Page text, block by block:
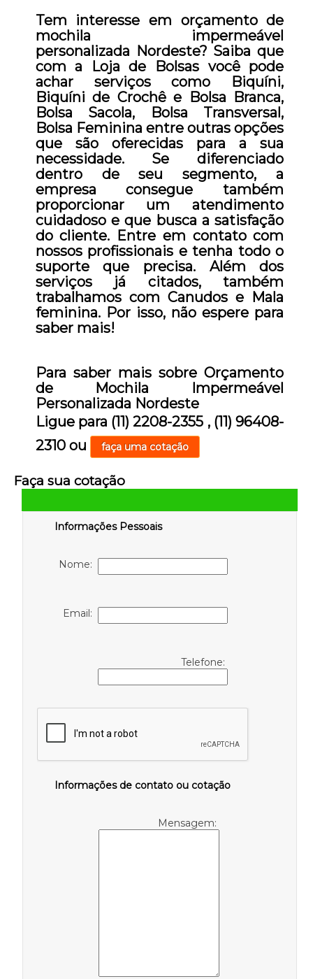
Tem interesse em orçamento de
mochila impermeável
personalizada Nordeste? Saiba que
com a Loja de Bolsas você pode
achar serviços como Biquíni,
Biquíni de Crochê e Bolsa Branca,
Bolsa Sacola, Bolsa Transversal,
Bolsa Feminina entre outras opções
que são oferecidas para a sua
necessidade. Se diferenciado
dentro de seu segmento, a
empresa consegue também
proporcionar um atendimento
cuidadoso e que busca a satisfação
do cliente. Entre em contato com
nossos profissionais e tenha todo o
suporte que precisa. Além dos
serviços já citados, também
trabalhamos com Canudos e Mala
feminina. Por isso, não espere para
saber mais!
Para saber mais sobre Orçamento
de Mochila Impermeável
Personalizada Nordeste
Ligue para (11) 2208-2355 , (11) 96408-
2310 ou faça uma cotação
Faça sua cotação
Informações Pessoais
Nome:
Email:
Telefone:
Informações de contato ou cotação
Mensagem: